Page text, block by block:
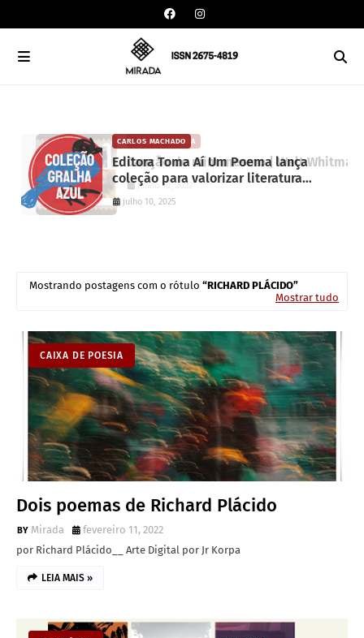
CAIXA DE POESIA
Canção de mim mesmo | Walt Whitman
junho 10, 2022
CARLOS MACHADO
Editora Toma Aí Um Poema lança
coleção para valorizar literatura
paranaense
julho 10, 2025
Mostrando postagens com o rótulo
RICHARD PLÁCIDO
Mostrar tudo
CAIXA DE POESIA
Dois poemas de Richard Plácido
Mirada
fevereiro 11, 2022
por Richard Plácido__ Arte Digital por Jr Korpa
LEIA MAIS »